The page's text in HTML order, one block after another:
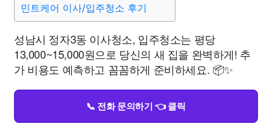
민트케어 이사/입주청소 후기
성남시 정자3동 이사청소, 입주청소는 평당
13,000~15,000원으로 당신의 새 집을 완벽하게! 추
가 비용도 예측하고 꼼꼼하게 준비하세요. 📦✨
📞 전화 문의하기 👈 클릭